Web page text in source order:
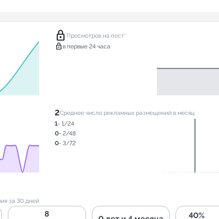
lock Просмотров на пост*
lock в первые 24 часа
2Среднее число рекламных размещений в месяц
1- 1/24
0- 2/48
0- 3/72
за 30 дней
8 40%